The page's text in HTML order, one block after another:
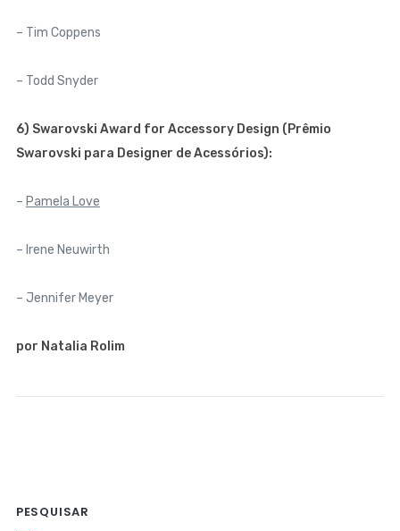
– Tim Coppens
– Todd Snyder
6) Swarovski Award for Accessory Design (Prêmio
Swarovski para Designer de Acessórios):
– Pamela Love
– Irene Neuwirth
– Jennifer Meyer
por Natalia Rolim
PESQUISAR